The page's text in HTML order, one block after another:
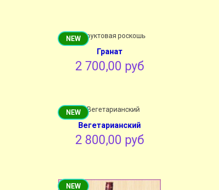
NEW
Гранат
2 700,00 руб
NEW
Вегетарианский
2 800,00 руб
NEW